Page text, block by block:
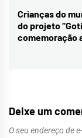
Next
post:
Crianças do
do projeto
comemoração
Deixe um
O seu endereço de